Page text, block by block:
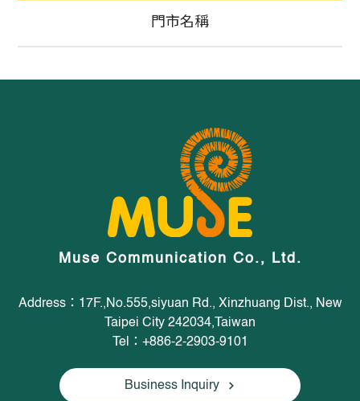
門市名稱
Muse Communication Co., Ltd.
Address：17F.,No.555,siyuan Rd., Xinzhuang Dist., New
Taipei City 242034,Taiwan
Tel：+886-2-2903-9101
Business Inquiry